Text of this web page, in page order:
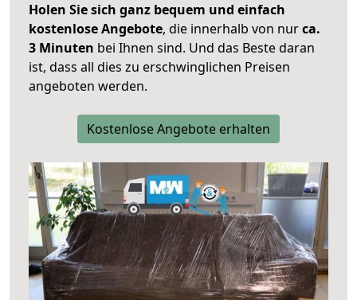
Holen Sie sich ganz bequem und einfach
kostenlose Angebote, die innerhalb von nurca.
3 Minuten bei Ihnen sind. Und das Beste daran
ist, dass all dies zu erschwinglichen Preisen
angeboten werden.
Kostenlose Angebote erhalten